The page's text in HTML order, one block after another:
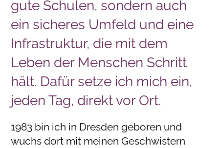
gute Schulen, sondern auch
ein sicheres Umfeld und eine
Infrastruktur, die mit dem
Leben der Menschen Schritt
hält. Dafür setze ich mich ein,
jeden Tag, direkt vor Ort.
1983 bin ich in Dresden geboren und
wuchs dort mit meinen Geschwistern